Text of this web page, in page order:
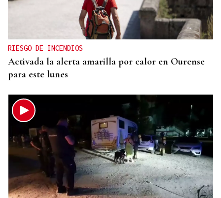
RIESGO DE INCENDIOS
Activada la alerta amarilla por calor en Ourense
para este lunes